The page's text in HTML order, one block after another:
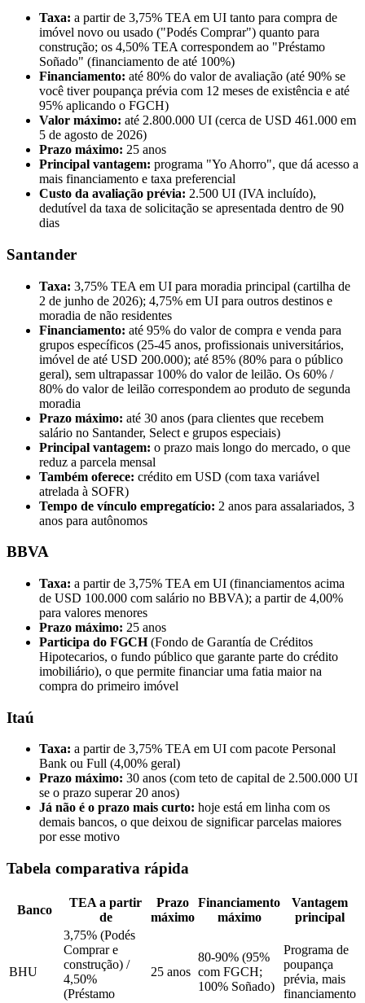
Taxa: a partir de 3,75% TEA em UI tanto para compra de
imóvel novo ou usado ("Podés Comprar") quanto para
construção; os 4,50% TEA correspondem ao "Préstamo
Soñado" (financiamento de até 100%)
Financiamento: até 80% do valor de avaliação (até 90% se
você tiver poupança prévia com 12 meses de existência e até
95% aplicando o FGCH)
Valor máximo: até 2.800.000 UI (cerca de USD 461.000 em
5 de agosto de 2026)
Prazo máximo: 25 anos
Principal vantagem: programa "Yo Ahorro", que dá acesso a
mais financiamento e taxa preferencial
Custo da avaliação prévia: 2.500 UI (IVA incluído),
dedutível da taxa de solicitação se apresentada dentro de 90
dias
Santander
Taxa: 3,75% TEA em UI para moradia principal (cartilha de
2 de junho de 2026); 4,75% em UI para outros destinos e
moradia de não residentes
Financiamento: até 95% do valor de compra e venda para
grupos específicos (25-45 anos, profissionais universitários,
imóvel de até USD 200.000); até 85% (80% para o público
geral), sem ultrapassar 100% do valor de leilão. Os 60% /
80% do valor de leilão correspondem ao produto de segunda
moradia
Prazo máximo: até 30 anos (para clientes que recebem
salário no Santander, Select e grupos especiais)
Principal vantagem: o prazo mais longo do mercado, o que
reduz a parcela mensal
Também oferece: crédito em USD (com taxa variável
atrelada à SOFR)
Tempo de vínculo empregatício: 2 anos para assalariados, 3
anos para autônomos
BBVA
Taxa: a partir de 3,75% TEA em UI (financiamentos acima
de USD 100.000 com salário no BBVA); a partir de 4,00%
para valores menores
Prazo máximo: 25 anos
Participa do FGCH(Fondo de Garantía de Créditos
Hipotecarios, o fundo público que garante parte do crédito
imobiliário), o que permite financiar uma fatia maior na
compra do primeiro imóvel
Itaú
Taxa: a partir de 3,75% TEA em UI com pacote Personal
Bank ou Full (4,00% geral)
Prazo máximo: 30 anos (com teto de capital de 2.500.000 UI
se o prazo superar 20 anos)
Já não é o prazo mais curto: hoje está em linha com os
demais bancos, o que deixou de significar parcelas maiores
por esse motivo
Tabela comparativa rápida
Banco
TEA a partir
de
Prazo
máximo
Financiamento
máximo
Vantagem
principal
BHU
3,75% (Podés
Comprar e
construção) /
4,50%
(Préstamo
25 anos
80-90% (95%
com FGCH;
100% Soñado)
Programa de
poupança
prévia, mais
financiamento